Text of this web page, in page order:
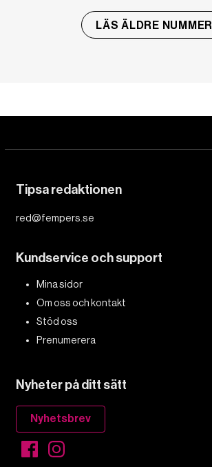
LÄS ÄLDRE NUMMER
Tipsa redaktionen
red@fempers.se
Kundservice och support
Mina sidor
Om oss och kontakt
Stöd oss
Prenumerera
Nyheter på ditt sätt
Nyhetsbrev